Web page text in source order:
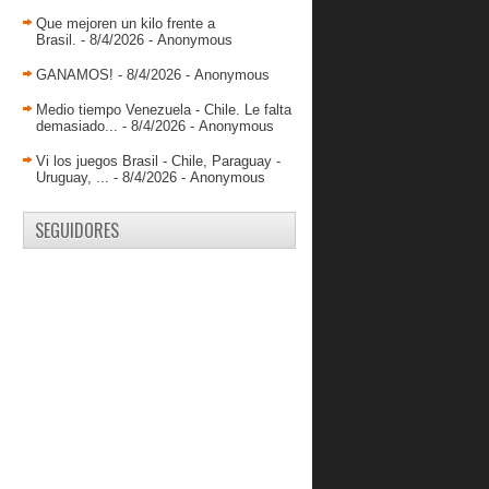
Bucaneros cedió ante Valladolid
La familia “camarón” ya trabaja para
semana
Rafael “Chamo” Pérez llegó motivado
a Toros de Aragua
CUBILLÁN: TENEMOS UN GRAN
FANA...
CONOCIENDO A ABRAHAM
Que mejoren un kilo frente a
Brasil. - 8/4/2026 - Anonymous
GANAMOS! - 8/4/2026 - Anonymous
Medio tiempo Venezuela - Chile. Le falta
demasiado... - 8/4/2026 - Anonymous
Vi los juegos Brasil - Chile, Paraguay -
Uruguay, ... - 8/4/2026 - Anonymous
SEGUIDORES